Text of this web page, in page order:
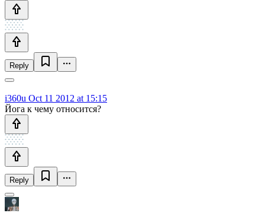
Reply
i360u Oct 11 2012 at 15:15
Йога к чему относится?
Reply